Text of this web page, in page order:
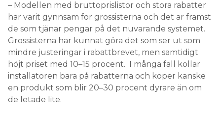
– Modellen med bruttoprislistor och stora rabatter
har varit gynnsam för grossisterna och det är främst
de som tjänar pengar på det nuvarande systemet.
Grossisterna har kunnat göra det som ser ut som
mindre justeringar i rabattbrevet, men samtidigt
höjt priset med 10–15 procent. I många fall kollar
installatören bara på rabatterna och köper kanske
en produkt som blir 20–30 procent dyrare än om
de letade lite.